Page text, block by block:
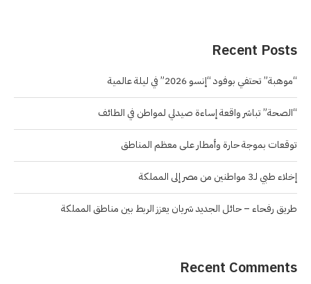
Recent Posts
“موهبة” تحتفي بوفود “إنسو 2026” في ليلة عالمية
“الصحة” تباشر واقعة إساءة صيدلي لمواطن في الطائف
توقعات بموجة حارة وأمطار على معظم المناطق
إخلاء طبي لـ3 مواطنين من مصر إلى المملكة
طريق رفحاء – حائل الجديد شريان يعزز الربط بين مناطق المملكة
Recent Comments